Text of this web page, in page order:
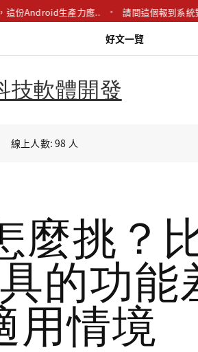
這份Android生產力應.. 請問這個報到系
好文一覽
技軟體開發
線上人數: 98 人
麼挑？
的功能
用情境